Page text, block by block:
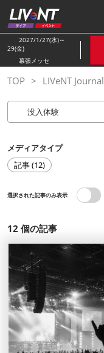
ス
キ
ッ
プ
し
て
進
2027/1/27(水)～
29(金)
幕張メッセ
TOP LIVeNT Journal
メディアタイプ
記事 (12)
選択された記事のみ表示
12 個の記事